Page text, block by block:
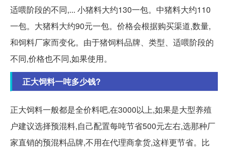
适喂阶段的不同,... 小猪料大约130一包。中猪料大约110
一包。大猪料大约90元一包。价格会根据购买渠道,数量,
和饲料厂家而变化。由于猪饲料品牌、类型、适喂阶段的
不同,价格也不同,如果使用。
正大饲料一吨多少钱?
正大饲料一般都是全价料吧,在3000以上,如果是大型养殖
户建议选择预混料,自己配置每吨节省500元左右,选那种厂
家直销的预混料品牌,不用在代理商拿货,这样更节省。比